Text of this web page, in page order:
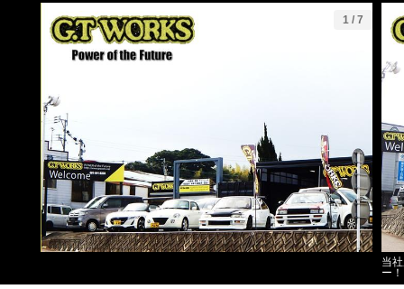
1 / 7
当
ー！